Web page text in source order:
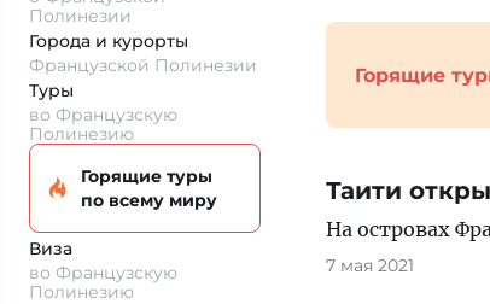
Полинезии
Города и курорты
Французской Полинезии
Туры
во Французскую
Полинезию
Горящие туры
по всему миру
Виза
во Французскую
Полинезию
Горящие
Таити
На островах
7 мая 2021